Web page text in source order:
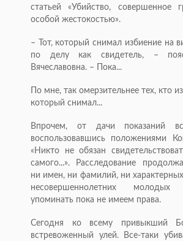
статьей «Убийство, совершенное
особой жестокостью».
– Тот, который снимал избиение на
по делу как свидетель, –
Вячеславовна. – Пока...
По мне, так омерзительнее тех, кто
который снимал...
Впрочем, от дачи показаний
воспользовавшись положениями
«Никто не обязан
самого...». Расследование
ни имен, ни фамилий, ни
несовершеннолетних
упоминать пока не имеем права.
Сегодня ко всему привыкший
встревоженный улей. Все-таки